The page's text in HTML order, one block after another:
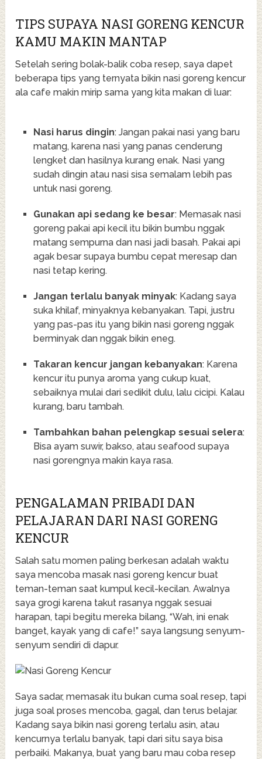
TIPS SUPAYA NASI GORENG KENCUR
KAMU MAKIN MANTAP
Setelah sering bolak-balik coba resep, saya dapet
beberapa tips yang ternyata bikin nasi goreng kencur
ala cafe makin mirip sama yang kita makan di luar:
Nasi harus dingin: Jangan pakai nasi yang baru
matang, karena nasi yang panas cenderung
lengket dan hasilnya kurang enak. Nasi yang
sudah dingin atau nasi sisa semalam lebih pas
untuk nasi goreng.
Gunakan api sedang ke besar: Memasak nasi
goreng pakai api kecil itu bikin bumbu nggak
matang sempurna dan nasi jadi basah. Pakai api
agak besar supaya bumbu cepat meresap dan
nasi tetap kering.
Jangan terlalu banyak minyak: Kadang saya
suka khilaf, minyaknya kebanyakan. Tapi, justru
yang pas-pas itu yang bikin nasi goreng nggak
berminyak dan nggak bikin eneg.
Takaran kencur jangan kebanyakan: Karena
kencur itu punya aroma yang cukup kuat,
sebaiknya mulai dari sedikit dulu, lalu cicipi. Kalau
kurang, baru tambah.
Tambahkan bahan pelengkap sesuai selera:
Bisa ayam suwir, bakso, atau seafood supaya
nasi gorengnya makin kaya rasa.
PENGALAMAN PRIBADI DAN
PELAJARAN DARI NASI GORENG
KENCUR
Salah satu momen paling berkesan adalah waktu
saya mencoba masak nasi goreng kencur buat
teman-teman saat kumpul kecil-kecilan. Awalnya
saya grogi karena takut rasanya nggak sesuai
harapan, tapi begitu mereka bilang, “Wah, ini enak
banget, kayak yang di cafe!” saya langsung senyum-
senyum sendiri di dapur.
Saya sadar, memasak itu bukan cuma soal resep, tapi
juga soal proses mencoba, gagal, dan terus belajar.
Kadang saya bikin nasi goreng terlalu asin, atau
kencurnya terlalu banyak, tapi dari situ saya bisa
perbaiki. Makanya, buat yang baru mau coba resep